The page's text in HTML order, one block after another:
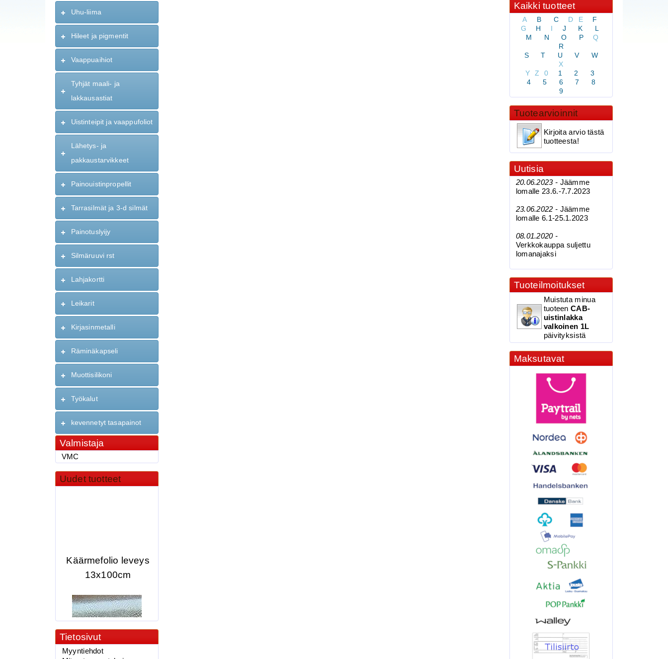
Uhu-liima
Hileet ja pigmentit
Vaappuaihiot
Tyhjät maali- ja
lakkausastiat
Uistinteipit ja vaappufoliot
Lähetys- ja
pakkaustarvikkeet
Painouistinpropellit
Tarrasilmät ja 3-d silmät
Painotuslyijy
Silmäruuvi rst
Lahjakortti
Leikarit
Kirjasinmetalli
Räminäkapseli
Muottisilikoni
Työkalut
kevennetyt tasapainot
Valmistaja
VMC
Uudet tuotteet
Käärmefolio leveys
Tietosivut
Myyntiehdot
Kaikki tuotteet
A B C D E
F
G
H I J K
L
M
N O P
Q
R
S
T U V
W
X
Y
Z 0 1 2
3
4
5 6 7
8
9
Tuotearvioinnit
Kirjoita arvio tästä
tuotteesta!
Uutisia
20.06.2023 - Jäämme
lomalle 23.6.-7.7.2023
23.06.2022 - Jäämme
lomalle 6.1-25.1.2023
08.01.2020 -
Verkkokauppa suljettu
lomanajaksi
Tuoteilmoitukset
Muistuta minua
tuoteenCAB-
uistinlakka
valkoinen 1L
päivityksistä
Maksutavat